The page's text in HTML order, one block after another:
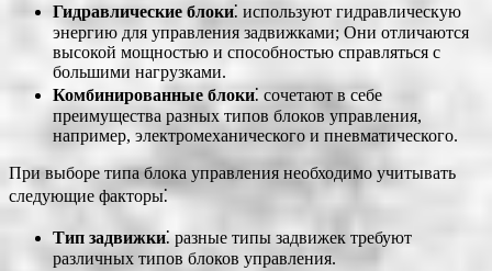
Гидравлические блоки⁚ используют гидравлическую
энергию для управления задвижками; Они отличаются
высокой мощностью и способностью справляться с
большими нагрузками.
Комбинированные блоки⁚ сочетают в себе
преимущества разных типов блоков управления,
например, электромеханического и пневматического.
При выборе типа блока управления необходимо учитывать
следующие факторы⁚
Тип задвижки⁚ разные типы задвижек требуют
различных типов блоков управления.